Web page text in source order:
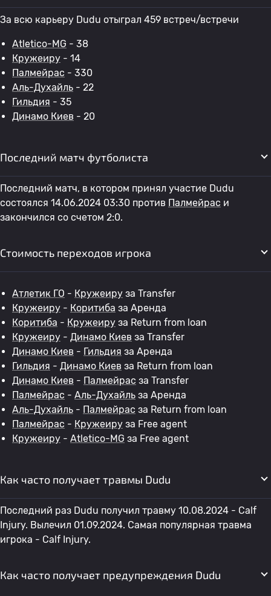
За всю карьеру Dudu отыграл 459 встреч/встречи
Atletico-MG - 38
Кружеиру - 14
Палмейрас - 330
Аль-Духайль - 22
Гильдия - 35
Динамо Киев - 20
Последний матч футболиста
Последний матч, в котором принял участие Dudu
состоялся 14.06.2024 03:30 против Палмейрас и
закончился со счетом 2:0.
Стоимость переходов игрока
Атлетик ГО - Кружеиру за Transfer
Кружеиру - Коритиба за Аренда
Коритиба - Кружеиру за Return from loan
Кружеиру - Динамо Киев за Transfer
Динамо Киев - Гильдия за Аренда
Гильдия - Динамо Киев за Return from loan
Динамо Киев - Палмейрас за Transfer
Палмейрас - Аль-Духайль за Аренда
Аль-Духайль - Палмейрас за Return from loan
Палмейрас - Кружеиру за Free agent
Кружеиру - Atletico-MG за Free agent
Как часто получает травмы Dudu
Последний раз Dudu получил травму 10.08.2024 - Calf
Injury. Вылечил 01.09.2024. Самая популярная травма
игрока - Calf Injury.
Как часто получает предупреждения Dudu